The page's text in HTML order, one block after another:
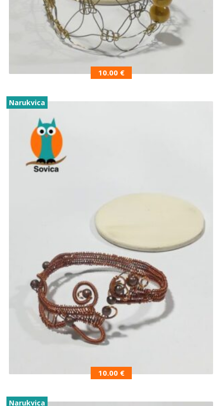
10.00 €
Narukvica
10.00 €
Narukvica